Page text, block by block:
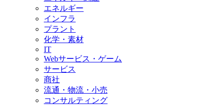
エネルギー
インフラ
プラント
化学・素材
IT
Webサービス・ゲーム
サービス
商社
流通・物流・小売
コンサルティング